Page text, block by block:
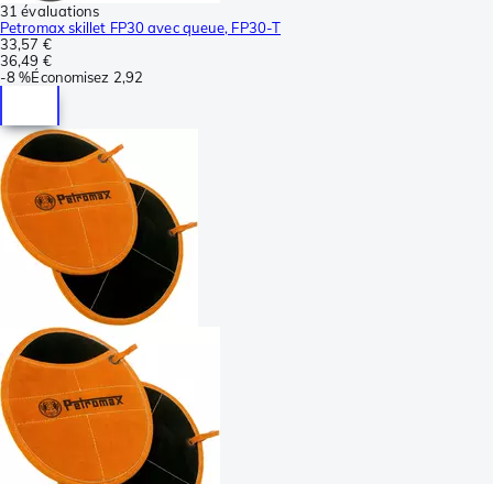
31 évaluations
Petromax skillet FP30 avec queue, FP30-T
33,57 €
36,49 €
-8 %Économisez 2,92